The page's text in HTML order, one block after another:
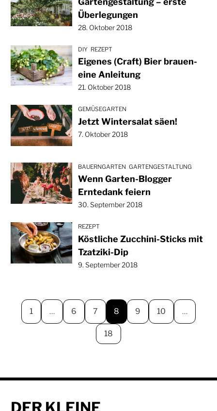
Überlegungen
28. Oktober 2018
DIY REZEPT
Eigenes (Craft) Bier brauen-
eine Anleitung
21. Oktober 2018
GEMÜSEGARTEN
Jetzt Wintersalat säen!
7. Oktober 2018
BAUERNGARTEN GARTENGESTALTUNG
Wenn Garten-Blogger
Erntedank feiern
30. September 2018
REZEPT
Köstliche Zucchini-Sticks mit
Tzatziki-Dip
9. September 2018
1 … 6 7 8 9 10 …
18